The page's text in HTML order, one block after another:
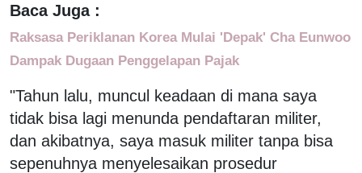
Baca Juga :
Raksasa Periklanan Korea Mulai 'Depak' Cha Eunwoo
Dampak Dugaan Penggelapan Pajak
"Tahun lalu, muncul keadaan di mana saya
tidak bisa lagi menunda pendaftaran militer,
dan akibatnya, saya masuk militer tanpa bisa
sepenuhnya menyelesaikan prosedur